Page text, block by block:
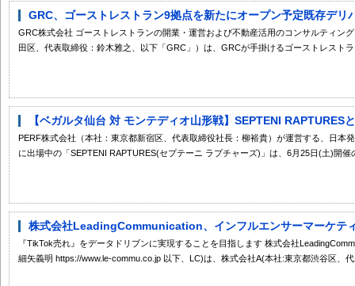
GRC、ゴーストレストラン9拠点を新たにオープン予定既存デリ
GRC株式会社 ゴーストレストランの開業・運営および不動産活用のコンサルティン
田区、代表取締役：鈴木雅之、以下「GRC」）は、GRCが手掛けるゴーストレスト
【ベガルタ仙台 対 モンテディオ山形戦】SEPTENI RAPTURES
PERF株式会社（本社：東京都新宿区、代表取締役社長：柳裕貴）が運営する、日本
に出場中の「SEPTENI RAPTURES(セプテーニ ラプチャーズ)」は、6月25日(土)開催
株式会社LeadingCommunication、インフルエンサーマーケテ
『TikTok売れ』をデータドリブンに実現することを目指します 株式会社
細矢義明 https://www.le-commu.co.jp 以下、LC)は、株式会社A(本社:東京都渋谷区、